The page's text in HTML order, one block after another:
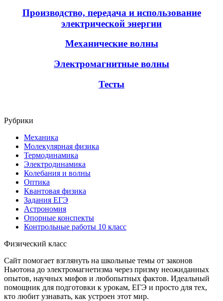
Производство, передача и использование
электрической энергии
Механические волны
Электромагнитные волны
Тесты
Рубрики
Механика
Молекулярная физика
Термодинамика
Электродинамика
Колебания и волны
Оптика
Квантовая физика
Задания ЕГЭ
Астрономия
Опорные конспекты
Контрольные работы 10 класс
Физический класс
Сайт помогает взглянуть на школьные темы от законов
Ньютона до электромагнетизма через призму неожиданных
опытов, научных мифов и любопытных фактов. Идеальный
помощник для подготовки к урокам, ЕГЭ и просто для тех,
кто любит узнавать, как устроен этот мир.